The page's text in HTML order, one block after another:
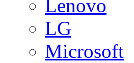
Lenovo
LG
Microsoft